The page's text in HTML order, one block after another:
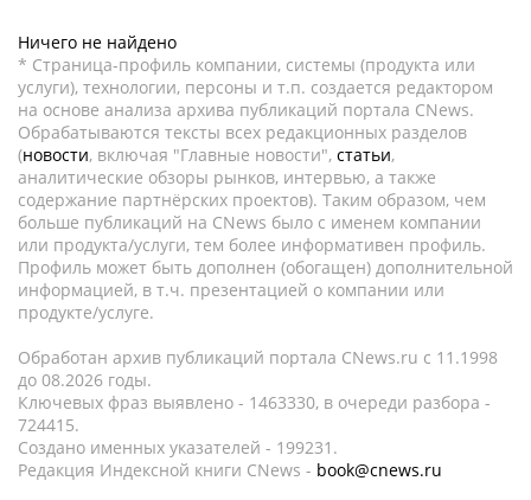
Ничего не найдено
* Страница-профиль компании, системы (продукта или
услуги), технологии, персоны и т.п. создается редактором
на основе анализа архива публикаций портала CNews.
Обрабатываются тексты всех редакционных разделов
(новости, включая "Главные новости", статьи,
аналитические обзоры рынков, интервью, а также
содержание партнёрских проектов). Таким образом, чем
больше публикаций на CNews было с именем компании
или продукта/услуги, тем более информативен профиль.
Профиль может быть дополнен (обогащен) дополнительной
информацией, в т.ч. презентацией о компании или
продукте/услуге.
Обработан архив публикаций портала CNews.ru c 11.1998
до 08.2026 годы.
Ключевых фраз выявлено - 1463330, в очереди разбора -
724415.
Создано именных указателей - 199231.
Редакция Индексной книги CNews - book@cnews.ru